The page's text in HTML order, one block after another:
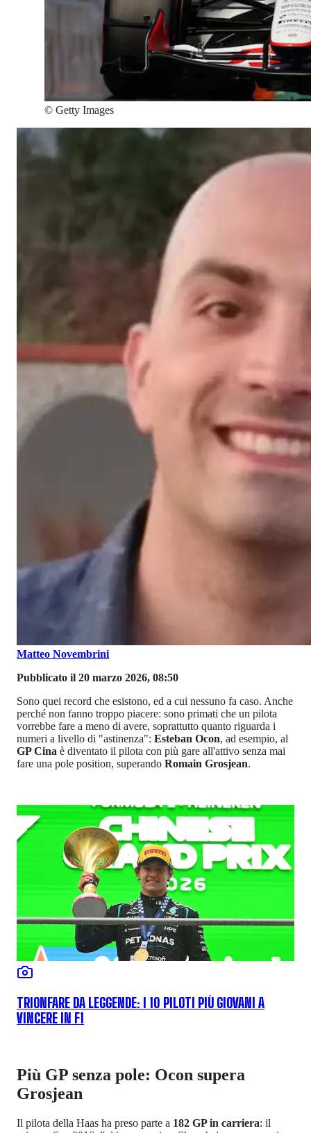
© Getty Images
Matteo Novembrini
Pubblicato il 20 marzo 2026, 08:50
Sono quei record che esistono, ed a cui nessuno fa caso. Anche
perché non fanno troppo piacere: sono primati che un pilota
vorrebbe fare a meno di avere, soprattutto quanto riguarda i
numeri a livello di "astinenza": Esteban Ocon, ad esempio, al
GP Cina è diventato il pilota con più gare all'attivo senza mai
fare una pole position, superando Romain Grosjean.
TRIONFARE DA LEGGENDE: I 10 PILOTI PIÙ GIOVANI A
VINCERE IN F1
Più GP senza pole: Ocon supera
Grosjean
Il pilota della Haas ha preso parte a 182 GP in carriera: il